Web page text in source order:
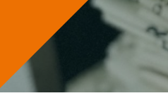
Voorwaarts 1
Voorwaarts 2
Voorwaarts 3
Voorwaarts 5
Voorwaarts 6